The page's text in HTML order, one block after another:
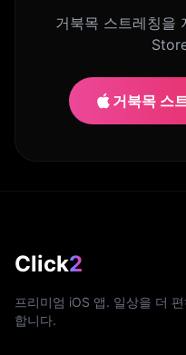
거북목 스트레칭을
거북목 스
Click2
프리미엄 iOS 앱. 일상을 더
합니다.